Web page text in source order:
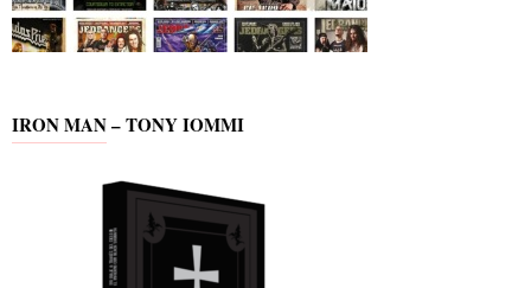
IRON MAN – TONY IOMMI